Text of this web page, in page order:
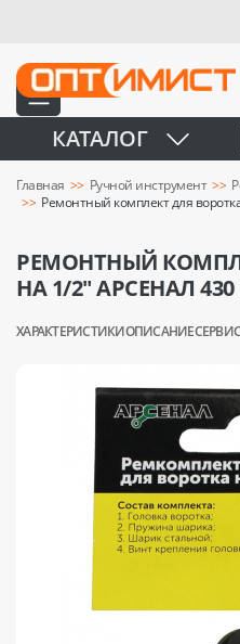
КАТАЛОГ
Главная Ручной инструмент
Ремонтный комплект для
РЕМОНТНЫЙ
НА 1/2" АРСЕНАЛ
ХАРАКТЕРИСТИКИОПИСАНИЕ